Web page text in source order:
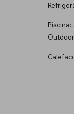
Piscina: